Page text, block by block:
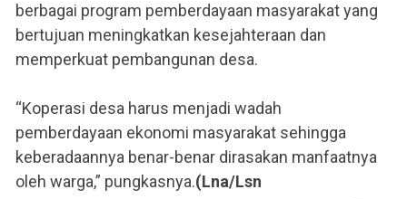
berbagai program pemberdayaan masyarakat yang
bertujuan meningkatkan kesejahteraan dan
memperkuat pembangunan desa.
“Koperasi desa harus menjadi wadah
pemberdayaan ekonomi masyarakat sehingga
keberadaannya benar-benar dirasakan manfaatnya
oleh warga,” pungkasnya.(Lna/Lsn